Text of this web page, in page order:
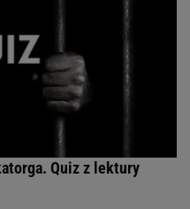
Quiz z lektury